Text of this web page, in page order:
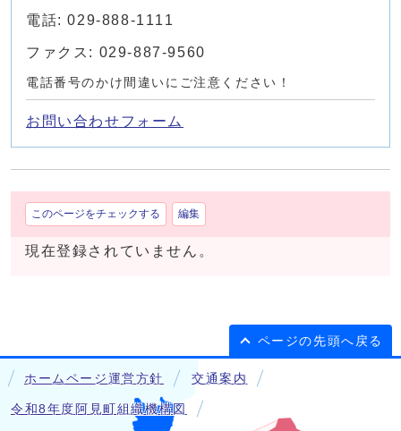
電話: 029-888-1111
ファクス: 029-887-9560
電話番号のかけ間違いにご注意ください！
お問い合わせフォーム
このページをチェックする 編集
現在登録されていません。
ページの先頭へ戻る
ホームページ運営方針 交通案内
令和8年度阿見町組織機構図